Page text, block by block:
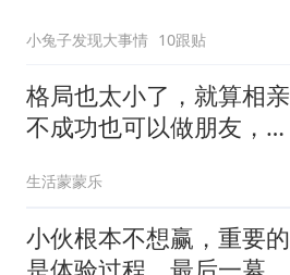
小兔子发现大事情 10跟贴
格局也太小了，就算相亲
不成功也可以做朋友，活
生活蒙蒙乐
小伙根本不想赢，重要的